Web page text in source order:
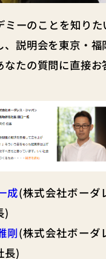
ミーのことを知り
説明会を東京・福
たの質問に直接お
成(株式会社ボーダ
)
剛(株式会社ボーダ
長)